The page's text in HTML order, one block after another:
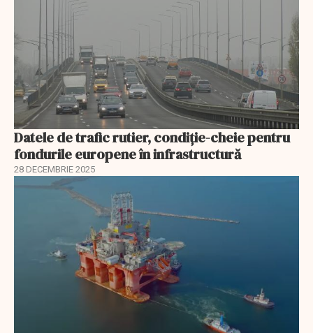
Datele de trafic rutier, condiție-cheie pentru
fondurile europene în infrastructură
28 DECEMBRIE 2025